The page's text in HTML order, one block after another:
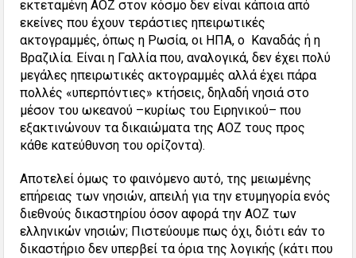
εκτεταμένη ΑΟΖ στον κόσμο δεν είναι κάποια από
εκείνες που έχουν τεράστιες ηπειρωτικές
ακτογραμμές, όπως η Ρωσία, οι ΗΠΑ, ο Καναδάς ή η
Βραζιλία. Είναι η Γαλλία που, αναλογικά, δεν έχει πολύ
μεγάλες ηπειρωτικές ακτογραμμές αλλά έχει πάρα
πολλές «υπερπόντιες» κτήσεις, δηλαδή νησιά στο
μέσον του ωκεανού –κυρίως του Ειρηνικού– που
εξακτινώνουν τα δικαιώματα της ΑΟΖ τους προς
κάθε κατεύθυνση του ορίζοντα).
Αποτελεί όμως το φαινόμενο αυτό, της μειωμένης
επήρειας των νησιών, απειλή για την ετυμηγορία ενός
διεθνούς δικαστηρίου όσον αφορά την ΑΟΖ των
ελληνικών νησιών; Πιστεύουμε πως όχι, διότι εάν το
δικαστήριο δεν υπερβεί τα όρια της λογικής (κάτι που